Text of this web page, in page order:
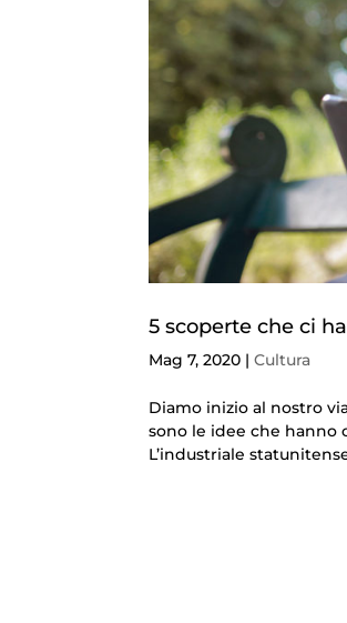
5 scoperte che ci
Mag 7, 2020 |Cultura
Diamo inizio al nostro
sono le idee che hanno
L’industriale